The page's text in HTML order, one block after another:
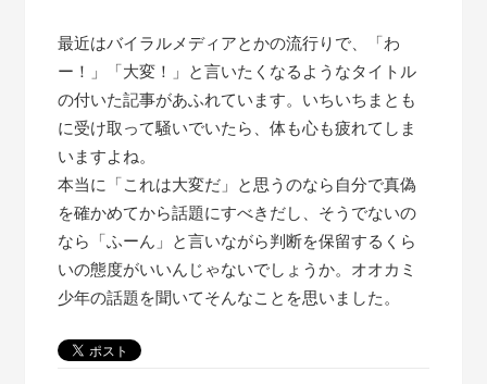
最近はバイラルメディアとかの流行りで、「わ
ー！」「大変！」と言いたくなるようなタイトル
の付いた記事があふれています。いちいちまとも
に受け取って騒いでいたら、体も心も疲れてしま
いますよね。
本当に「これは大変だ」と思うのなら自分で真偽
を確かめてから話題にすべきだし、そうでないの
なら「ふーん」と言いながら判断を保留するくら
いの態度がいいんじゃないでしょうか。オオカミ
少年の話題を聞いてそんなことを思いました。